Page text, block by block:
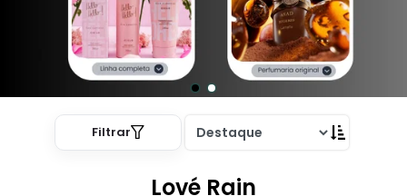
Filtrar
Lové Rain